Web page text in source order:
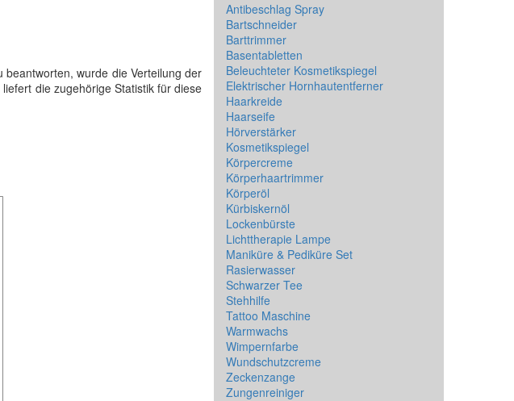
wurde die Verteilung der
die zugehörige Statistik für diese
Antibeschlag Spray
Bartschneider
Barttrimmer
Basentabletten
Beleuchteter Kosmetikspiegel
Elektrischer Hornhautentferner
Haarkreide
Haarseife
Hörverstärker
Kosmetikspiegel
Körpercreme
Körperhaartrimmer
Körperöl
Kürbiskernöl
Lockenbürste
Lichttherapie Lampe
Maniküre & Pediküre Set
Rasierwasser
Schwarzer Tee
Stehhilfe
Tattoo Maschine
Warmwachs
Wimpernfarbe
Wundschutzcreme
Zeckenzange
Zungenreiniger